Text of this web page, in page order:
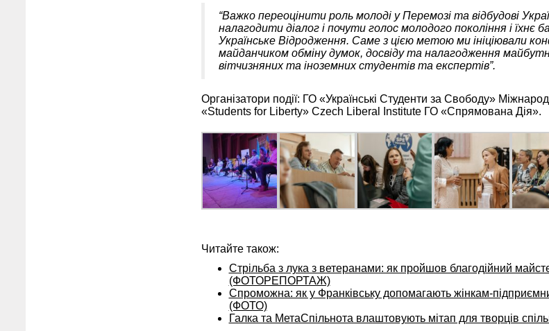
“Важко переоцінити роль молоді у Перемозі та відбудові
налагодити діалог і почути голос молодого покоління і їхнє
Українське Відродження. Саме з цією метою ми ініціювали
майданчиком обміну думок, досвіду та налагодження
вітчизняних та іноземних студентів та експертів”.
Організатори події: ГО «Українські Студенти за Свободу»
«Students for Liberty» Czech Liberal Institute ГО «Спрямована Дія».
Читайте також:
Стрільба з лука з ветеранами: як пройшов благодійний
(ФОТОРЕПОРТАЖ)
Спроможна: як у Франківську допомагають жінкам-
(ФОТО)
Галка та МетаСпільнота влаштовують мітап для творців